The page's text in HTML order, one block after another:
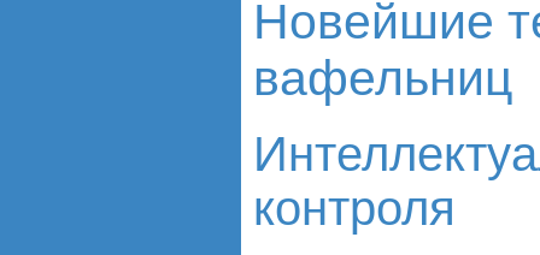
Новейшие
вафельниц
контроля